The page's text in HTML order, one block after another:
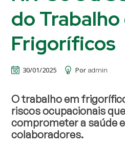
do Trabalho
Frigoríficos
30/01/2025 Por admin
O trabalho em
riscos ocupacionais
comprometer a saúde
colaboradores.